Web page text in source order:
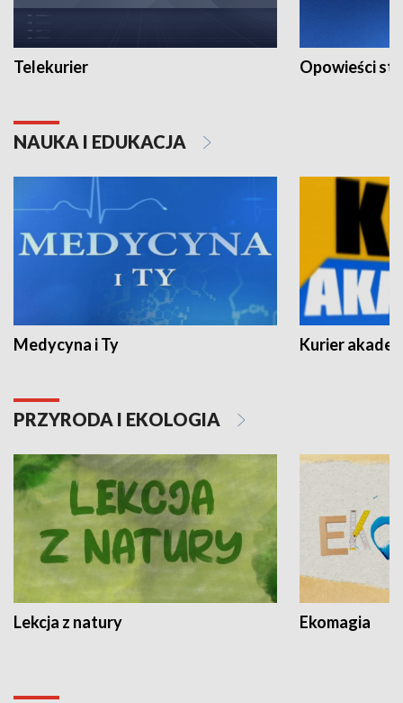
Telekurier Opowieści
NAUKA I EDUKACJA
Medycyna i Ty Kurier
PRZYRODA I EKOLOGIA
Lekcja z natury Ekomagia